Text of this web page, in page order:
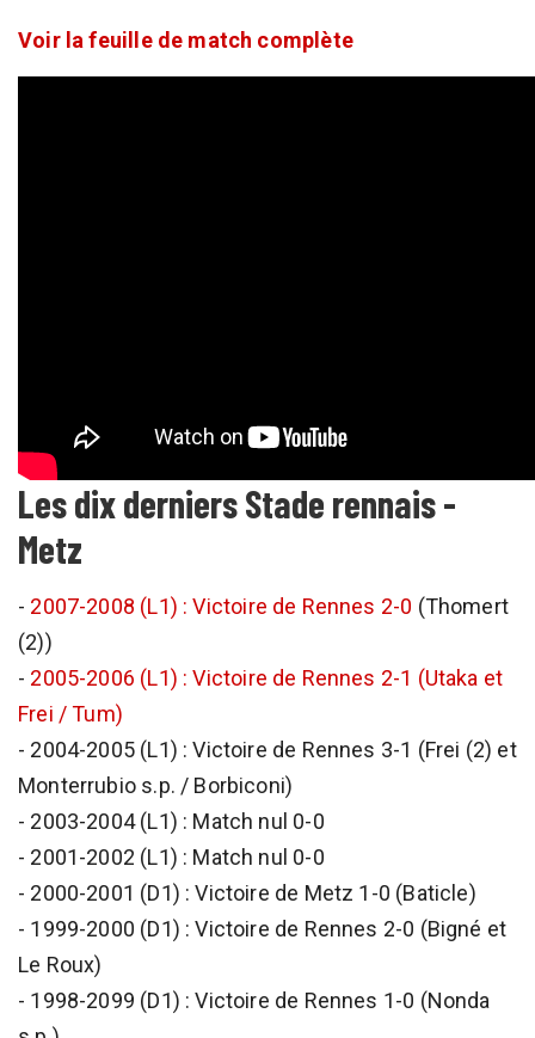
Voir la feuille de match complète
Les dix derniers Stade rennais -
Metz
- 2007-2008 (L1) : Victoire de Rennes 2-0 (Thomert
(2))
- 2005-2006 (L1) : Victoire de Rennes 2-1 (Utaka et
Frei / Tum)
- 2004-2005 (L1) : Victoire de Rennes 3-1 (Frei (2) et
Monterrubio s.p. / Borbiconi)
- 2003-2004 (L1) : Match nul 0-0
- 2001-2002 (L1) : Match nul 0-0
- 2000-2001 (D1) : Victoire de Metz 1-0 (Baticle)
- 1999-2000 (D1) : Victoire de Rennes 2-0 (Bigné et
Le Roux)
- 1998-2099 (D1) : Victoire de Rennes 1-0 (Nonda